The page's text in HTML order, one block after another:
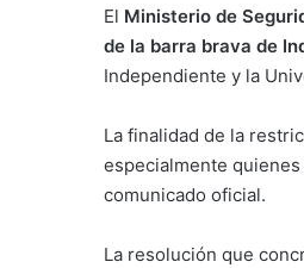
El Ministerio de
de la barra brava de
Independiente y la
La finalidad de la
especialmente
comunicado oficial.
La resolución que